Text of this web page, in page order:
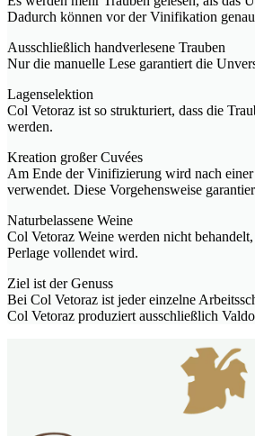
Dadurch können vor der Vinifikation
Ausschließlich handverlesene Trauben
Nur die manuelle Lese garantiert die
Lagenselektion
Col Vetoraz ist so strukturiert, dass die
werden.
Kreation großer Cuvées
Am Ende der Vinifizierung wird nach einer
verwendet. Diese Vorgehensweise
Naturbelassene Weine
Col Vetoraz Weine werden nicht
Perlage vollendet wird.
Ziel ist der Genuss
Bei Col Vetoraz ist jeder einzelne
Col Vetoraz produziert ausschließlich